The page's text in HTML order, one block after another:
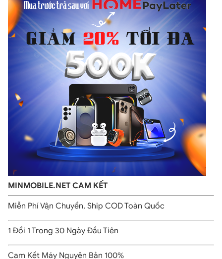
Tương tác thông minh và tiện lợi với Apple
Pencil Pro MX2D3
-Tính năng bóp:Khi bạn bóp nhẹ, Apple Pencil Pro nhận
diện thao tác và hiển thị bảng công cụ trực quan, cho
phép bạn chuyển đổi nhanh giữa các tùy chọn như màu
sắc, độ dày mỏng của nét vẽ hay các công cụ vẽ.
-Xoay thân bút:
Với con quay hồi chuyển cải tiến, bạn
có thể xoay Apple Pencil Pro để điều chỉnh chính xác các
công cụ bút và cọ, mang lại sự linh hoạt và kiểm soát tối
Phản hồi cảm ứng: Bộ phản hồi cảm ứng tùy chỉnh mang
đến trải nghiệm chân thực, với rung nhẹ để xác nhận
mỗi thao tác bóp hoặc chạm hai lần, giúp bạn cảm nhận
chính xác từng hành động.
MINMOBILE.NET CAM KẾT
Miễn Phí Vận Chuyển, Ship COD Toàn Quốc
1 Đổi 1 Trong 30 Ngày Đầu Tiên
Cam Kết Máy Nguyên Bản 100%